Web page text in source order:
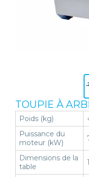
TOUPIE À
Poids (kg)
Puissance du
moteur (kW)
Dimensions de la
table